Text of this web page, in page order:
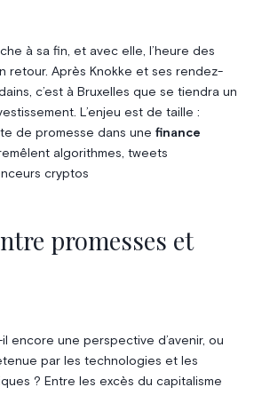
à sa fin, et avec elle, l’heure des
retour. Après Knokke et ses rendez-
c’est à Bruxelles que se tiendra un
L’enjeu est de taille :
de promesse dans une finance
algorithmes, tweets
cryptos
promesses et
encore une perspective d’avenir, ou
par les technologies et les
? Entre les excès du capitalisme